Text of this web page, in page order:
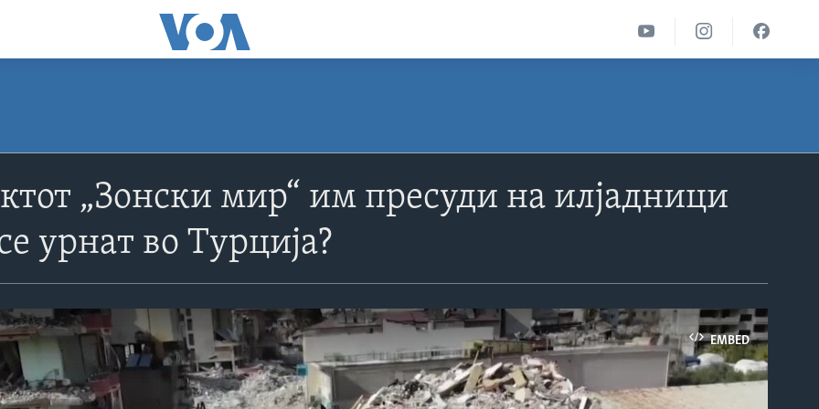
„Зонски мир“ им пресуди на илјадници
урнат во Турција?
EMBED